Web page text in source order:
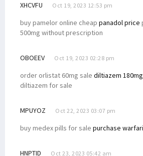
XHCVFU Oct 19, 2023 12:53 pm
buy pamelor online cheap panadol price
500mg without prescription
OBOEEV Oct 19, 2023 02:28 pm
order orlistat 60mg sale diltiazem
diltiazem for sale
MPUYOZ Oct 22, 2023 03:07 pm
buy medex pills for sale purchase
HNPTID Oct 23, 2023 05:42 am